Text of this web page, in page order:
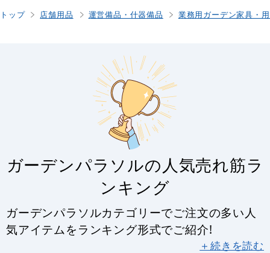
トップ
店舗用品 運営備品・什器備品 業務用ガーデン家具・
ガーデンパラソルの人気売れ筋ラ
ンキング
ガーデンパラソルカテゴリーでご注文の多い人
気アイテムをランキング形式でご紹介!
＋続きを読む